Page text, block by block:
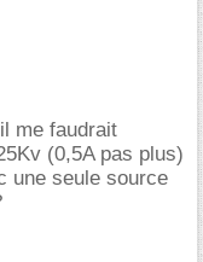
me faudrait
(0,5A pas plus)
une seule source